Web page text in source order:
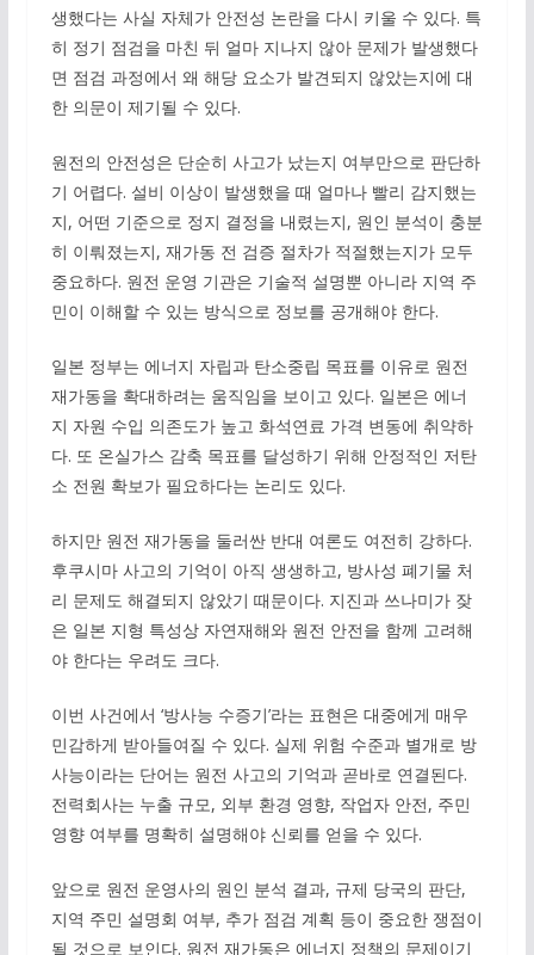
생했다는 사실 자체가 안전성 논란을 다시 키울 수 있다. 특
히 정기 점검을 마친 뒤 얼마 지나지 않아 문제가 발생했다
면 점검 과정에서 왜 해당 요소가 발견되지 않았는지에 대
한 의문이 제기될 수 있다.
원전의 안전성은 단순히 사고가 났는지 여부만으로 판단하
기 어렵다. 설비 이상이 발생했을 때 얼마나 빨리 감지했는
지, 어떤 기준으로 정지 결정을 내렸는지, 원인 분석이 충분
히 이뤄졌는지, 재가동 전 검증 절차가 적절했는지가 모두
중요하다. 원전 운영 기관은 기술적 설명뿐 아니라 지역 주
민이 이해할 수 있는 방식으로 정보를 공개해야 한다.
일본 정부는 에너지 자립과 탄소중립 목표를 이유로 원전
재가동을 확대하려는 움직임을 보이고 있다. 일본은 에너
지 자원 수입 의존도가 높고 화석연료 가격 변동에 취약하
다. 또 온실가스 감축 목표를 달성하기 위해 안정적인 저탄
소 전원 확보가 필요하다는 논리도 있다.
하지만 원전 재가동을 둘러싼 반대 여론도 여전히 강하다.
후쿠시마 사고의 기억이 아직 생생하고, 방사성 폐기물 처
리 문제도 해결되지 않았기 때문이다. 지진과 쓰나미가 잦
은 일본 지형 특성상 자연재해와 원전 안전을 함께 고려해
야 한다는 우려도 크다.
이번 사건에서 ‘방사능 수증기’라는 표현은 대중에게 매우
민감하게 받아들여질 수 있다. 실제 위험 수준과 별개로 방
사능이라는 단어는 원전 사고의 기억과 곧바로 연결된다.
전력회사는 누출 규모, 외부 환경 영향, 작업자 안전, 주민
영향 여부를 명확히 설명해야 신뢰를 얻을 수 있다.
앞으로 원전 운영사의 원인 분석 결과, 규제 당국의 판단,
지역 주민 설명회 여부, 추가 점검 계획 등이 중요한 쟁점이
될 것으로 보인다. 원전 재가동은 에너지 정책의 문제이기